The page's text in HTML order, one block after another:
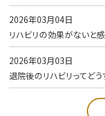
2026年03月04日
リハビリの効果がないと
2026年03月03日
退院後のリハビリってど